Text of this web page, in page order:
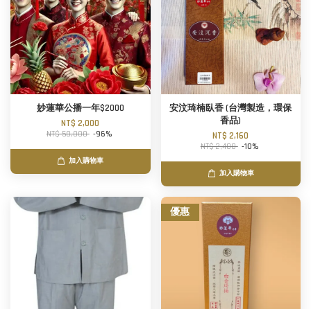
妙蓮華公播一年$2000
NT$ 2,000
NT$ 50,000 -96%
加入購物車
安汶琦楠臥香 (台灣製造，環保
香品)
NT$ 2,160
NT$ 2,400 -10%
加入購物車
優惠